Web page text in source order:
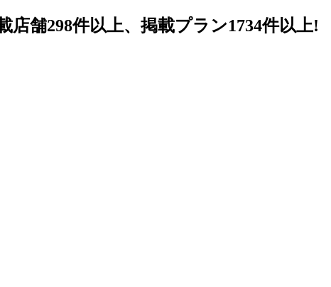
舗298件以上、掲載プラン1734件以上!